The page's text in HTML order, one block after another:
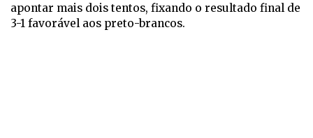
apontar mais dois tentos, fixando o resultado final de
3-1 favorável aos preto-brancos.